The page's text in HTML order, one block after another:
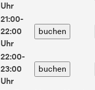
Uhr
21:00-
22:00
Uhr
22:00-
23:00
Uhr